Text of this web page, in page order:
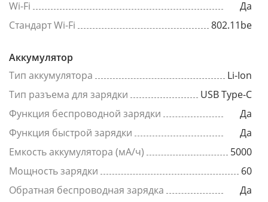
Wi-Fi
Да
Стандарт Wi-Fi
802.11be
Аккумулятор
Тип аккумулятора
Li-Ion
Тип разъема для зарядки
USB Type-C
Функция беспроводной зарядки
Да
Функция быстрой зарядки
Да
Емкость аккумулятора (мА/ч)
5000
Мощность зарядки
60
Обратная беспроводная зарядка
Да